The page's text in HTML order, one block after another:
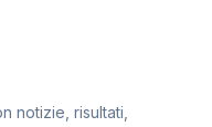
notizie, risultati,